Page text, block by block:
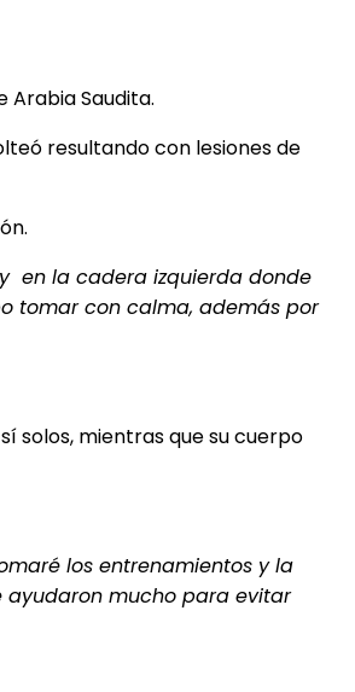
Arabia Saudita.
resultando con lesiones de
en la cadera izquierda donde
tomar con calma, además por
solos, mientras que su cuerpo
los entrenamientos y la
ayudaron mucho para evitar